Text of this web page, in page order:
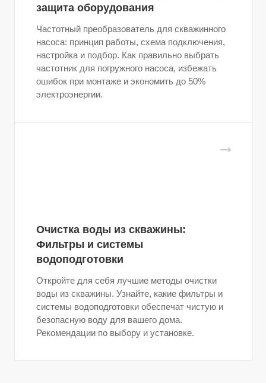
защита оборудования
Частотный преобразователь для скважинного
насоса: принцип работы, схема подключения,
настройка и подбор. Как правильно выбрать
частотник для погружного насоса, избежать
ошибок при монтаже и экономить до 50%
электроэнергии.
Очистка воды из скважины:
Фильтры и системы
водоподготовки
Откройте для себя лучшие методы очистки
воды из скважины. Узнайте, какие фильтры и
системы водоподготовки обеспечат чистую и
безопасную воду для вашего дома.
Рекомендации по выбору и установке.